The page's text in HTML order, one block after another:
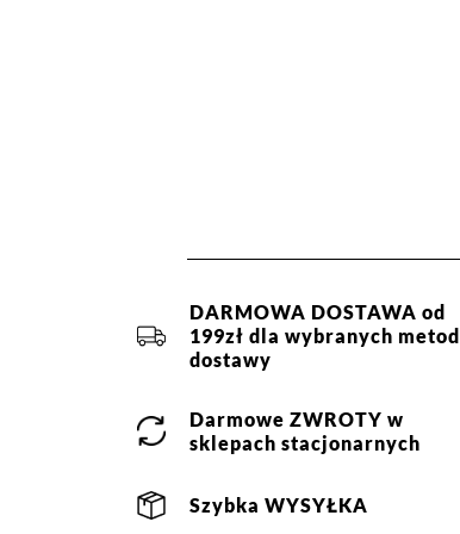
DARMOWA DOSTAWA od
199zł dla wybranych metod
dostawy
Darmowe ZWROTY w
sklepach stacjonarnych
Szybka WYSYŁKA